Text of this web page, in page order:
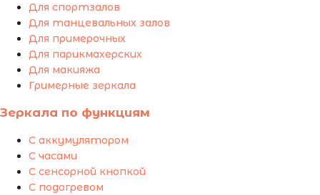
Для спортзалов
Для танцевальных залов
Для примерочных
Для парикмахерских
Для макияжа
Гримерные зеркала
Зеркала по функциям
С аккумулятором
С часами
С сенсорной кнопкой
С подогревом